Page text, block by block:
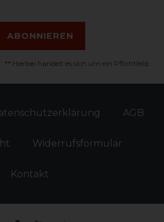
ABONNIEREN
** Hierbei handelt es sich um ein Pflichtfeld.
AGB
Widerrufs­formular
Kontakt